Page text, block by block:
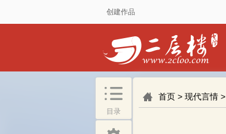
创建作品
首页 > 现代言情 >
目录